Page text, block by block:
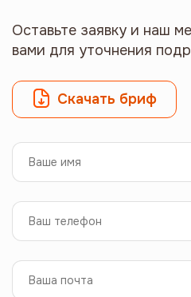
Оставьте заявку и наш
вами для уточнения
Скачать бриф